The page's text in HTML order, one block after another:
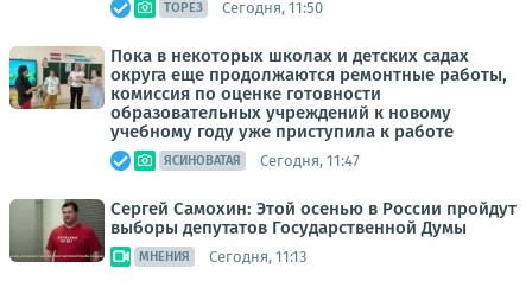
ТОРЕЗ Сегодня, 11:50
Пока в некоторых школах и детских садах
округа еще продолжаются ремонтные работы,
комиссия по оценке готовности
образовательных учреждений к новому
учебному году уже приступила к работе
ЯСИНОВАТАЯ Сегодня, 11:47
Сергей Самохин: Этой осенью в России пройдут
выборы депутатов Государственной Думы
МНЕНИЯ Сегодня, 11:13